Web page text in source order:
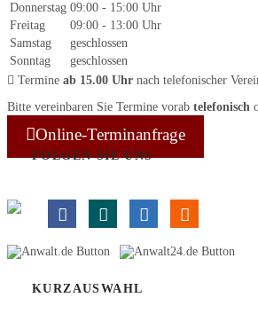
Donnerstag 09:00 - 15:00 Uhr
Freitag
09:00 - 13:00 Uhr
Samstag
geschlossen
Sonntag
geschlossen
Termine ab 15.00 Uhr nach telefonischer
Bitte vereinbaren Sie Termine vorab telefonisch
Online-Terminanfrage
FOLGEN SIE UNS
KURZAUSWAHL